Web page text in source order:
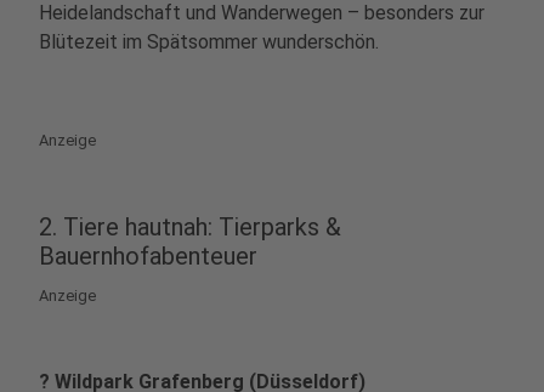
Heidelandschaft und Wanderwegen – besonders zur
Blütezeit im Spätsommer wunderschön.
Anzeige
2. Tiere hautnah: Tierparks &
Bauernhofabenteuer
Anzeige
? Wildpark Grafenberg (Düsseldorf)